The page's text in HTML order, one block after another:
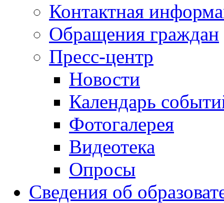
Контактная
Обращения граждан
Пресс-центр
Новости
Календарь
Фотогалерея
Видеотека
Опросы
Сведения об